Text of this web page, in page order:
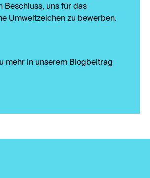
Beschluss, uns für das
Umweltzeichen zu bewerben.
mehr in unserem Blogbeitrag